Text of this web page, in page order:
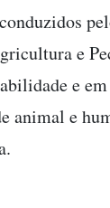
e
e
animal e